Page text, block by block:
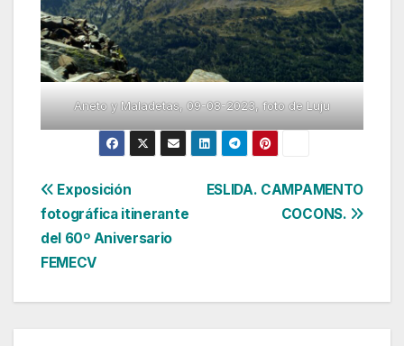
Aneto y Maladetas, 09-08-2023, foto de Luju
Navegación
de
entradas
ESLIDA. CAMPAMENTO
COCONS.
Exposición
fotográfica itinerante
del 60º Aniversario
FEMECV